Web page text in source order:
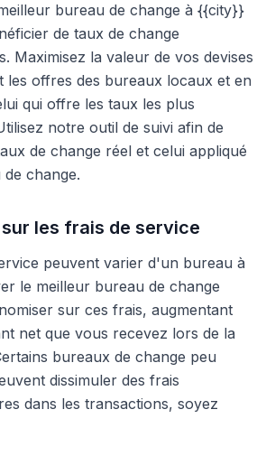
bureau de change à {{city}}
de taux de change
Maximisez la valeur de vos devises
les offres des bureaux locaux et en
qui offre les taux les plus
notre outil de suivi afin de
de change réel et celui appliqué
change.
les frais de service
peuvent varier d'un bureau à
le meilleur bureau de change
sur ces frais, augmentant
net que vous recevez lors de la
bureaux de change peu
dissimuler des frais
dans les transactions, soyez